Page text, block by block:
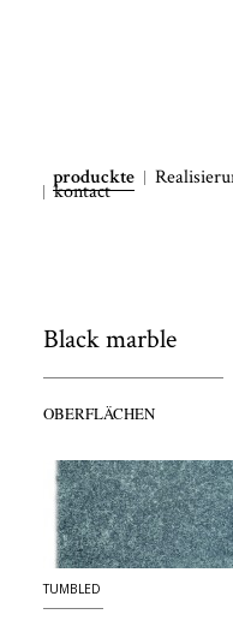
produckte
kontact
Black marble
OBERFLÄCHEN
TUMBLED